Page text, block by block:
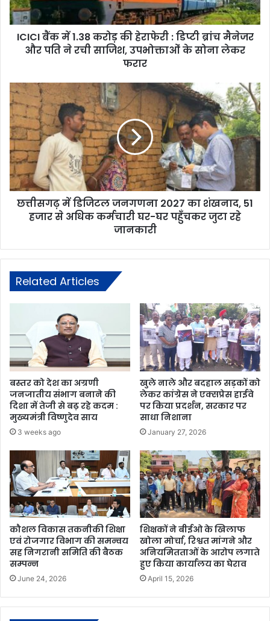
ICICI बैंक में 1.38 करोड़ की हेराफेरी : डिप्टी ब्रांच मैनेजर
और पति ने रची साजिश, उपभोक्ताओं के सोना लेकर
फरार
छत्तीसगढ़ में डिजिटल जनगणना 2027 का शंखनाद, 51
हजार से अधिक कर्मचारी घर-घर पहुँचकर जुटा रहे
जानकारी
Related Articles
बस्तर को देश का अग्रणी
जनजातीय संभाग बनाने की
दिशा में तेजी से बढ़ रहे कदम :
मुख्यमंत्री विष्णुदेव साय
3 weeks ago
खुले नाले और बदहाल सड़कों को
लेकर कांग्रेस ने एक्सप्रेस हाईवे
पर किया प्रदर्शन, सरकार पर
साधा निशाना
January 27, 2026
कौशल विकास तकनीकी शिक्षा
एवं रोजगार विभाग की समन्वय
सह निगरानी समिति की बैठक
सम्पन्न
June 24, 2026
शिक्षकों ने बीईओ के खिलाफ
खोला मोर्चा, रिश्वत मांगने और
अनियमितताओं के आरोप लगाते
हुए किया कार्यालय का घेराव
April 15, 2026